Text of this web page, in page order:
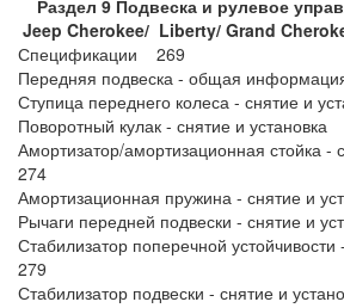
Раздел 9 Подвеска и рулевое
Jeep Cherokee/ Liberty/ Grand
Спецификации 269
Передняя подвеска - общая
Ступица переднего колеса - снятие и
Поворотный кулак - снятие и
Амортизатор/амортизационная стойка -
274
Амортизационная пружина - снятие и
Рычаги передней подвески - снятие и
Стабилизатор поперечной устойчивости
279
Стабилизатор подвески - снятие и